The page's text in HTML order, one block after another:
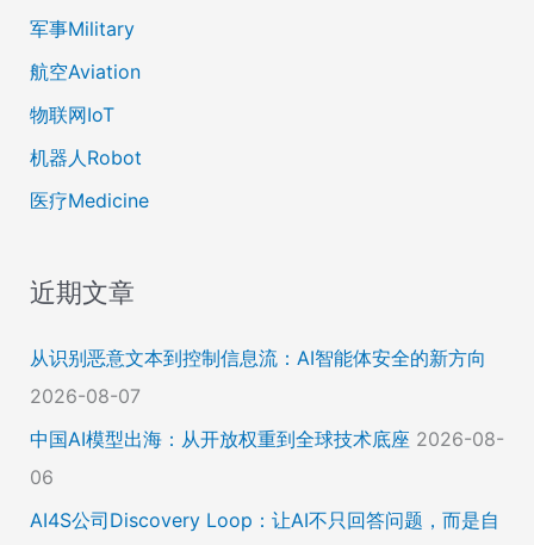
军事Military
航空Aviation
物联网IoT
机器人Robot
医疗Medicine
近期文章
从识别恶意文本到控制信息流：AI智能体安全的新方向
2026-08-07
中国AI模型出海：从开放权重到全球技术底座 2026-08-
06
AI4S公司Discovery Loop：让AI不只回答问题，而是自